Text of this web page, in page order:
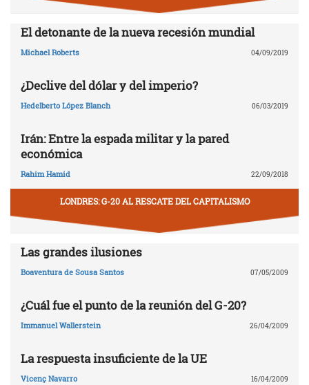
El detonante de la nueva recesión mundial
Michael Roberts 04/09/2019
¿Declive del dólar y del imperio?
Hedelberto López Blanch 06/03/2019
Irán: Entre la espada militar y la pared
económica
Rahim Hamid 22/09/2018
LONDRES: G-20 AL RESCATE DEL CAPITALISMO
Las grandes ilusiones
Boaventura de Sousa Santos 07/05/2009
¿Cuál fue el punto de la reunión del G-20?
Immanuel Wallerstein 26/04/2009
La respuesta insuficiente de la UE
Vicenç Navarro 16/04/2009